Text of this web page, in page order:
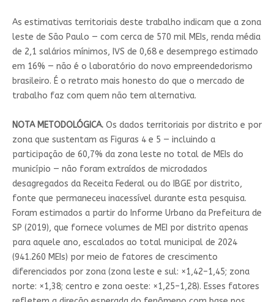
As estimativas territoriais deste trabalho indicam que a zona
leste de São Paulo — com cerca de 570 mil MEIs, renda média
de 2,1 salários mínimos, IVS de 0,68 e desemprego estimado
em 16% — não é o laboratório do novo empreendedorismo
brasileiro. É o retrato mais honesto do que o mercado de
trabalho faz com quem não tem alternativa.
NOTA METODOLÓGICA.Os dados territoriais por distrito e por
zona que sustentam as Figuras 4 e 5 — incluindo a
participação de 60,7% da zona leste no total de MEIs do
município — não foram extraídos de microdados
desagregados da Receita Federal ou do IBGE por distrito,
fonte que permaneceu inacessível durante esta pesquisa.
Foram estimados a partir do Informe Urbano da Prefeitura de
SP (2019), que fornece volumes de MEI por distrito apenas
para aquele ano, escalados ao total municipal de 2024
(941.260 MEIs) por meio de fatores de crescimento
diferenciados por zona (zona leste e sul: ×1,42–1,45; zona
norte: ×1,38; centro e zona oeste: ×1,25–1,28). Esses fatores